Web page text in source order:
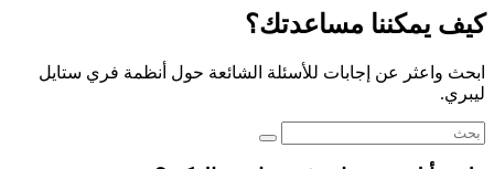
كيف يمكننا مساعدتك؟
ابحث واعثر عن إجابات للأسئلة الشائعة حول أنظمة فري ستايل
ليبري.